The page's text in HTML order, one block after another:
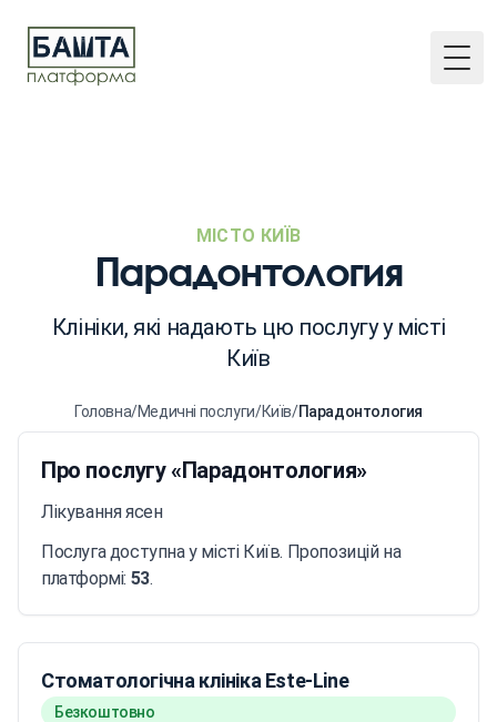
МІСТО КИЇВ
Парадонтология
Клініки, які надають цю послугу у місті
Київ
Головна/Медичні послуги/Київ/Парадонтология
Про послугу «Парадонтология»
Лікування ясен
Послуга доступна у місті Київ. Пропозицій на
платформі: 53.
Стоматологічна клініка Este-Line
Безкоштовно